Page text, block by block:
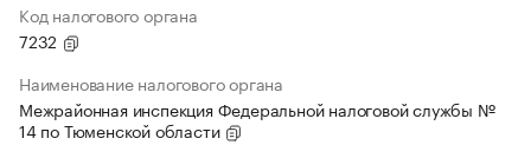
Код налогового органа
7232
Наименование налогового органа
Межрайонная инспекция Федеральной налоговой службы №
14 по Тюменской области